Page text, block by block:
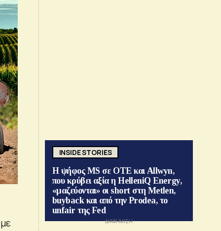
INSIDE STORIES
Η ψήφος MS σε ΟΤΕ και Allwyn,
που κρύβει αξία η HelleniQ Energy,
«μαζεύονται» οι short στη Metlen,
buyback και από την Prodea, το
unfair της Fed